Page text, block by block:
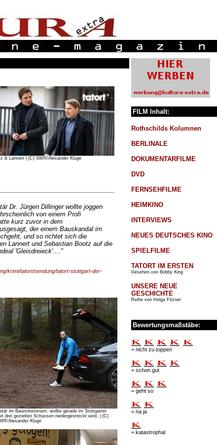
& Lannert | (C) SWR/Alexander Kluge
Dr. Jürgen Dillinger wollte joggen
von einem Profi
kurz zuvor in dem
der einem Bauskandal im
und so richtet sich die
Lannert und Sebastian Bootz auf die
'Gleisdreieck'...."
krimi/tatort/sendung/tatort-stuttgart-der-
im Bauministerium, wollte gerade im Stuttgarter
drei gezielten Schüssen niedergestreckt wird. | (C)
Alexander Kluge
FILM Inhalt:
Rothschilds Kolumnen
BERLINALE
DOKUMENTARFILME
DVD
FERNSEHFILME
HEIMKINO
INTERVIEWS
NEUES DEUTSCHES KINO
SPIELFILME
TATORT IM ERSTEN
Gesehen von Bobby King
UNSERE NEUE
GESCHICHTE
Reihe von Helga Fitzner
Bewertungsmaßstäbe:
= nicht zu toppen
= schon gut
= geht so
= na ja
= katastrophal